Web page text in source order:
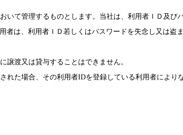
いて管理するものとします。当社は、利用者ＩＤ及び
者は、利用者ＩＤ若しくはパスワードを失念し又は盗
譲渡又は貸与することはできません。
れた場合、その利用者IDを登録している利用者により